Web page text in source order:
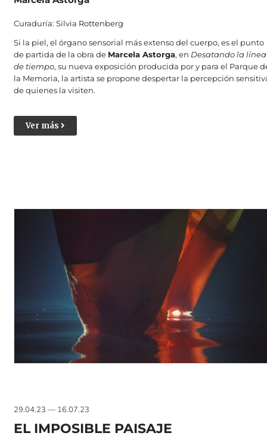
Curaduría: Silvia Rottenberg
Si la piel, el órgano sensorial más extenso del cuerpo, es el punto
de partida de la obra de Marcela Astorga, en Desatando la línea
de tiempo, su nueva exposición producida por y para el Parque
la Memoria, la artista se propone despertar la percepción
de quienes la visiten.
Ver más
29.04.23 — 16.07.23
EL IMPOSIBLE PAISAJE